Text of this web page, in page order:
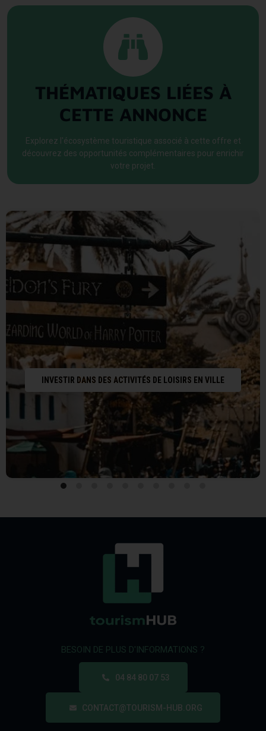
THÉMATIQUES LIÉES À
CETTE ANNONCE
Explorez l'écosystème touristique associé à cette offre et
découvrez des opportunités complémentaires pour enrichir
votre projet.
INVESTIR DANS DES ACTIVITÉS DE LOISIRS EN VILLE
BESOIN DE PLUS D'INFORMATIONS ?
04 84 80 07 53
CONTACT@TOURISM-HUB.ORG